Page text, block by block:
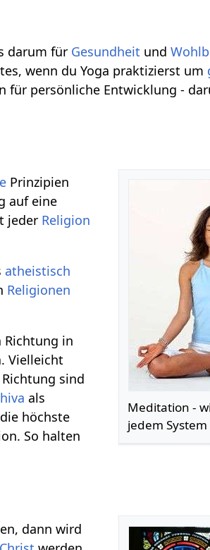
darum für Gesundheit und
wenn du Yoga praktizierst um
für persönliche Entwicklung -
Meditation -
jedem System
Prinzipien
auf eine
jeder Religion
atheistisch
Religionen
in
Vielleicht
sind
als
die höchste
So halten
dann wird